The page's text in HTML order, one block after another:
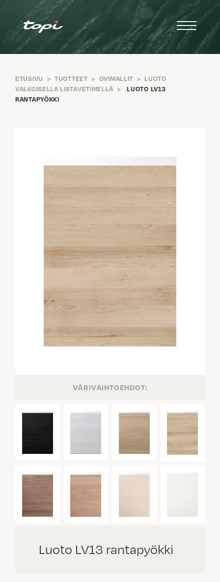
ETUSIVU > TUOTTEET > OVIMALLIT > LUOTO
VALKOISELLA LISTAVETIMELLÄ >
LUOTO LV13
RANTAPYÖKKI
VÄRIVAIHTOEHDOT:
Luoto LV13 rantapyökki